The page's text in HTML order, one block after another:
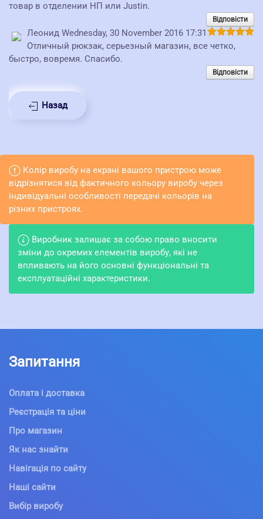
товар в отделении НП или Justin.
Відповісти
Леонид Wednesday, 30 November 2016 17:31
Отличный рюкзак, серьезный магазин, все четко,
быстро, вовремя. Спасибо.
Відповісти
Назад
Колір виробу на екрані вашого пристрою може
відрізнятися від фактичного кольору виробу через
індивідуальні особливості передачі кольорів на
різних пристроях.
Виробник залишає за собою право вносити
зміни до окремих елементів виробу, які не
впливають на його основні функціональні та
експлуатаційні характеристики.
Запитання
Оплата і доставка
Реєстрація та ціни
Про магазин
Як нас знайти
Навігація по сайту
Наші сайти
Вибір виробу